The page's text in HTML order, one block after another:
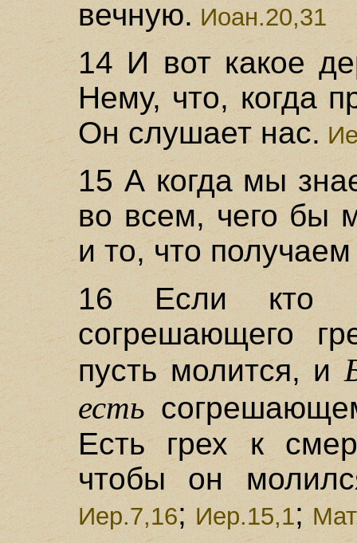
вечную. Иоан.20,31
14 И вот какое
Нему, что, когда
Он слушает нас.
15 А когда мы
во всем, чего бы
и то, что
16 Если кто
согрешающего
пусть молится, и
есть
Есть грех к
чтобы он
Иер.7,16; Иер.15,1;